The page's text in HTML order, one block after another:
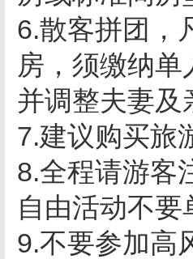
6.散客拼团，
房，须缴纳
并调整夫妻及
7.建议购买旅
8.全程请游客
自由活动不
9.不要参加高